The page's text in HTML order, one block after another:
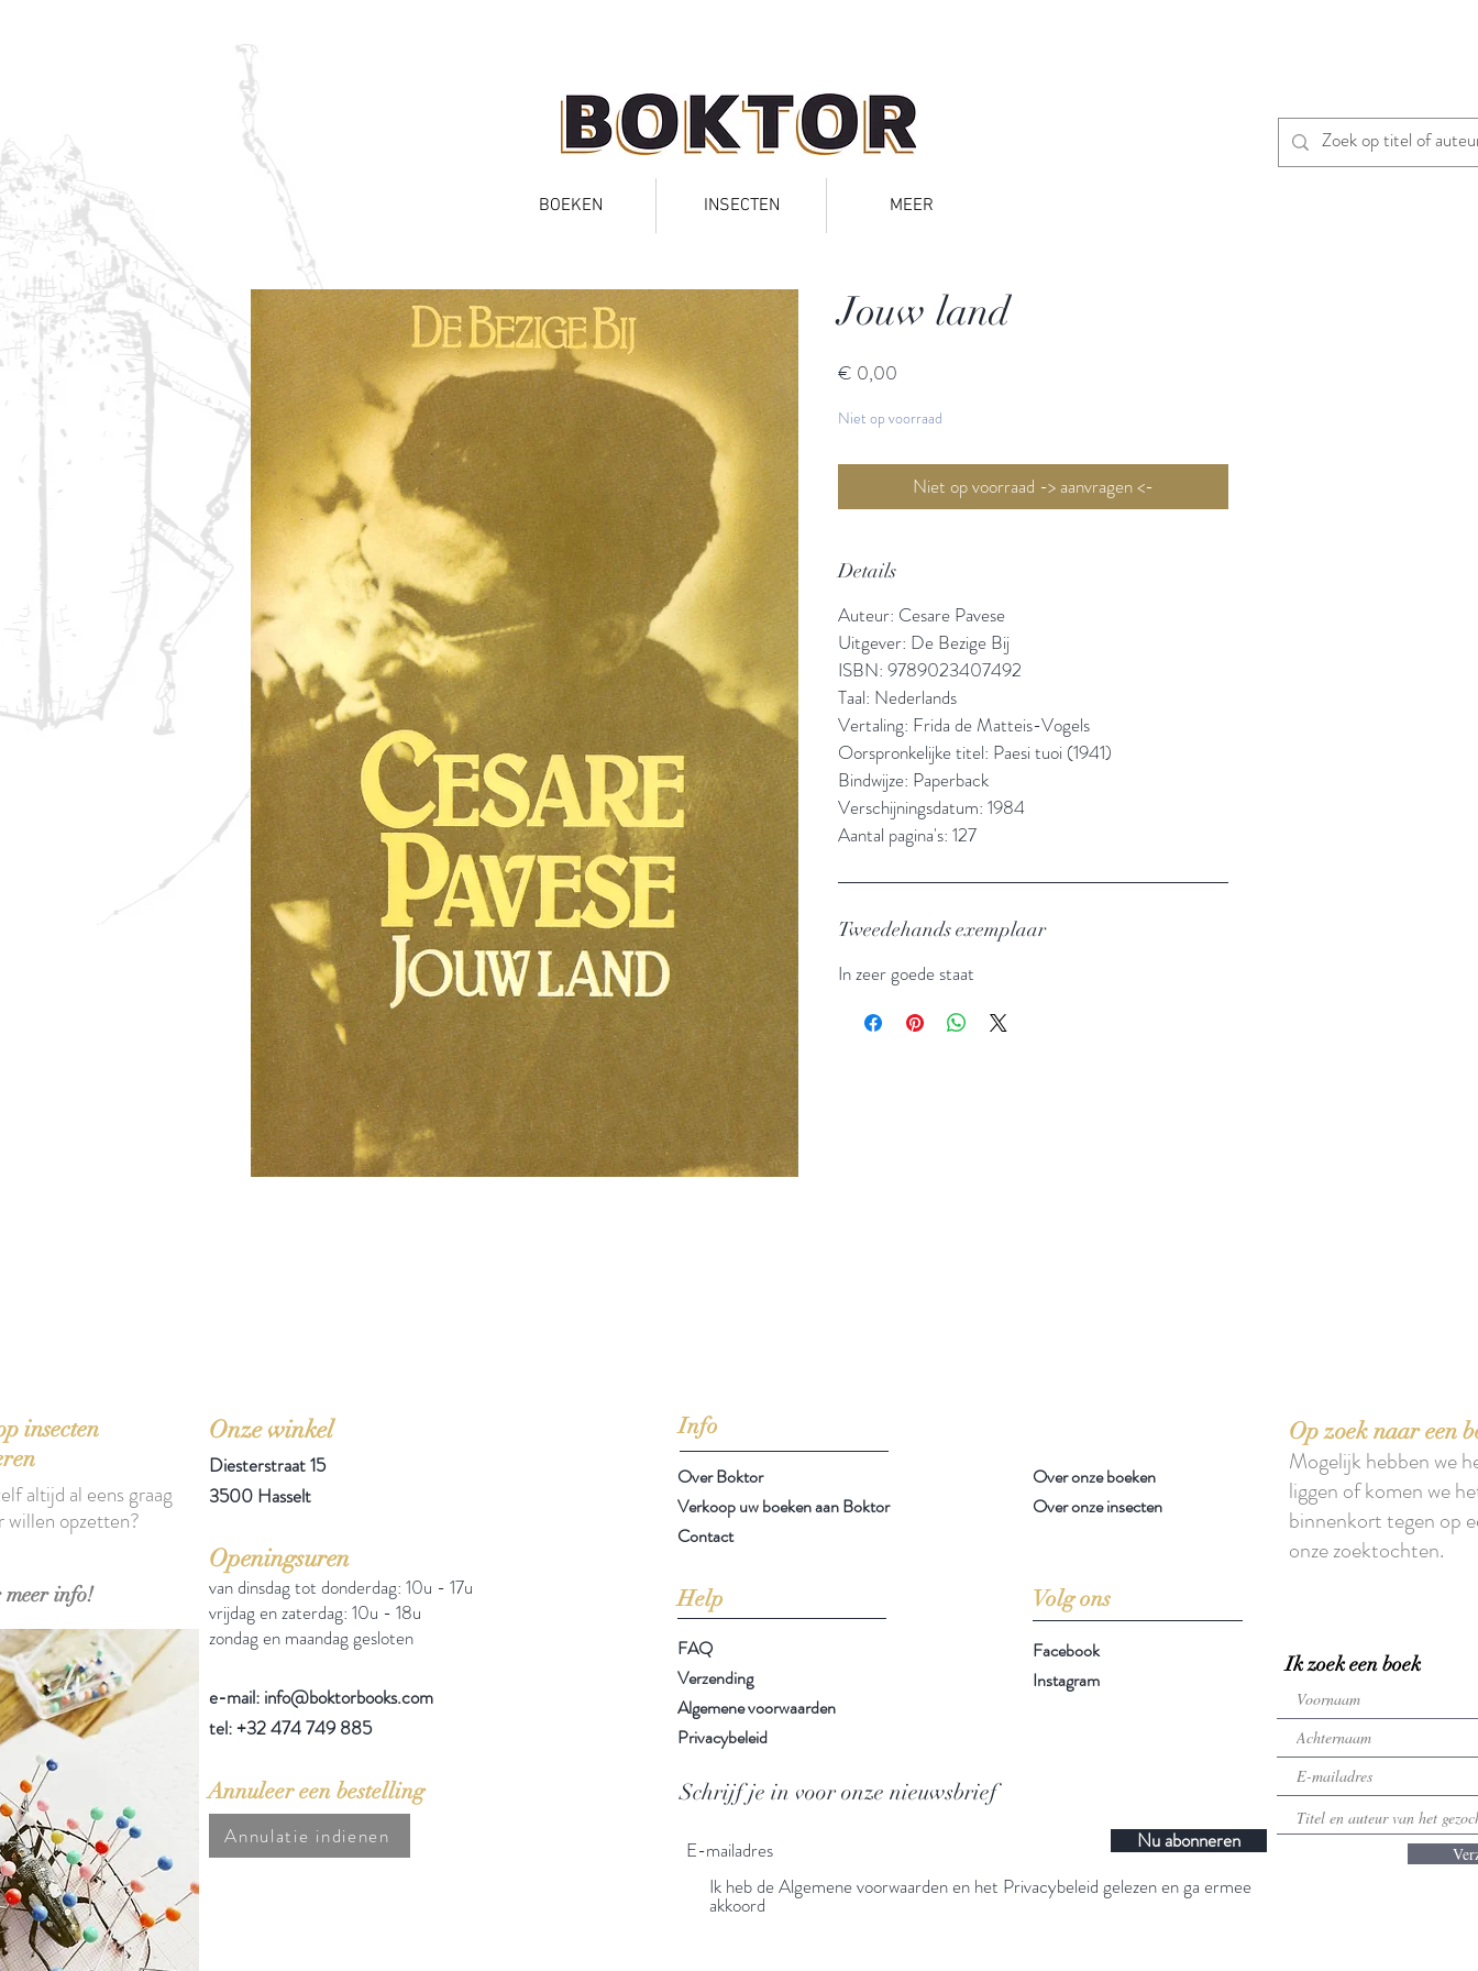
BOEKEN INSECTEN MEER
Jouw land
€ 0,00
Niet op voorraad
Niet op voorraad -> aanvragen <-
Details
Auteur: Cesare Pavese
Uitgever: De Bezige Bij
ISBN: 9789023407492
Taal: Nederlands
Vertaling: Frida de Matteis-Vogels
Oorspronkelijke titel: Paesi tuoi (1941)
Bindwijze: Paperback
Verschijningsdatum: 1984
Aantal pagina's: 127
Tweedehands exemplaar
In zeer goede staat
insecten
info!
altijd al eens graag
willen opzetten?
Onze winkel
Diesterstraat 15
3500 Hasselt
Openingsuren
van dinsdag tot donderdag: 10u - 17u
vrijdag en zaterdag: 10u - 18u
zondag en maandag gesloten
e-mail: info@boktorbooks.com
tel: +32 474 749 885
Info
Over Boktor
Verkoop uw boeken aan Boktor
Contact
Help Volg ons
Op zoek naar een
Mogelijk hebben we
liggen of komen we
binnenkort tegen op
onze zoektochten.
FAQ
Verzending
Algemene voorwaarden
Privacybeleid
Facebook
Instagram
Schrijf je in voor onze nieuwsbrief
Nu abonneren
Ik heb de Algemene voorwaarden en het Privacybeleid gelezen en ga ermee
akkoord
Ik zoek een boek
Over onze boeken
Over onze insecten
Annuleer een bestelling
Annulatie indienen